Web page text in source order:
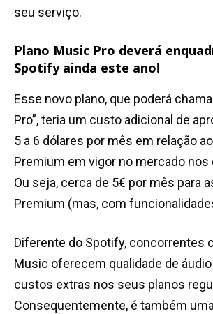
seu serviço.
Plano Music Pro deverá
Spotify ainda este ano!
Esse novo plano, que poderá
Pro”, teria um custo adicional de
5 a 6 dólares por mês em relação
Premium em vigor no mercado nos
Ou seja, cerca de 5€ por mês para
Premium (mas, com
Diferente do Spotify, concorrentes
Music oferecem qualidade de
custos extras nos seus planos
Consequentemente, é também